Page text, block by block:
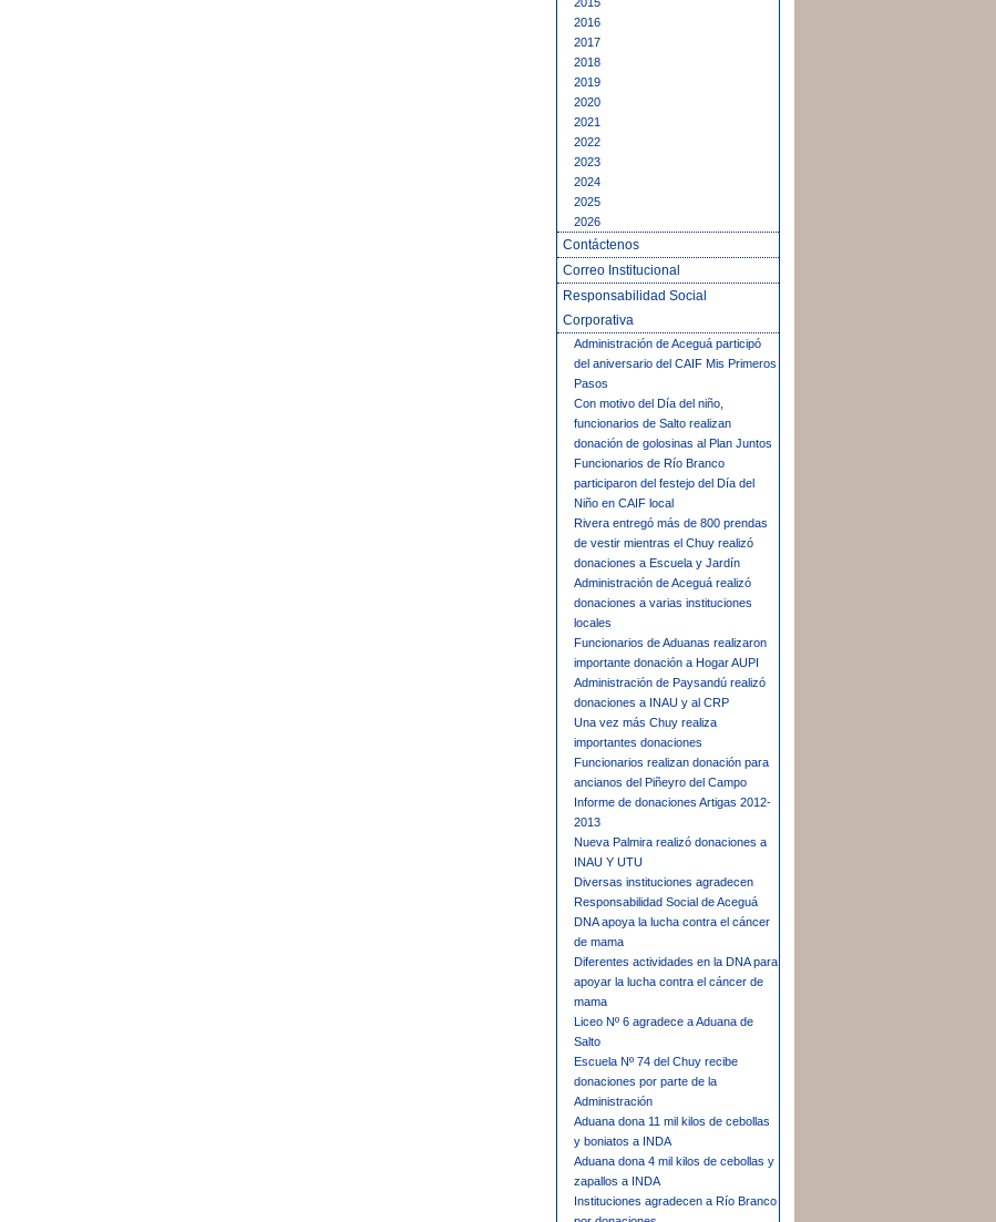
2016
2017
2018
2019
2020
2021
2022
2023
2024
2025
2026
Contáctenos
Correo Institucional
Responsabilidad Social
Corporativa
Administración de Aceguá participó
del aniversario del CAIF Mis Primeros
Pasos
Con motivo del Día del niño,
funcionarios de Salto realizan
donación de golosinas al Plan Juntos
Funcionarios de Río Branco
participaron del festejo del Día del
Niño en CAIF local
Rivera entregó más de 800 prendas
de vestir mientras el Chuy realizó
donaciones a Escuela y Jardín
Administración de Aceguá realizó
donaciones a varias instituciones
locales
Funcionarios de Aduanas realizaron
importante donación a Hogar AUPI
Administración de Paysandú realizó
donaciones a INAU y al CRP
Una vez más Chuy realiza
importantes donaciones
Funcionarios realizan donación para
ancianos del Piñeyro del Campo
Informe de donaciones Artigas 2012-
2013
Nueva Palmira realizó donaciones a
INAU Y UTU
Diversas instituciones agradecen
Responsabilidad Social de Aceguá
DNA apoya la lucha contra el cáncer
de mama
Diferentes actividades en la DNA para
apoyar la lucha contra el cáncer de
mama
Liceo Nº 6 agradece a Aduana de
Salto
Escuela Nº 74 del Chuy recibe
donaciones por parte de la
Administración
Aduana dona 11 mil kilos de cebollas
y boniatos a INDA
Aduana dona 4 mil kilos de cebollas y
zapallos a INDA
Instituciones agradecen a Río Branco